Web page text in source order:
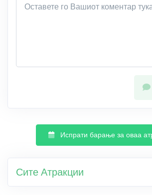
Испрати барање за оваа
Сите Атракции